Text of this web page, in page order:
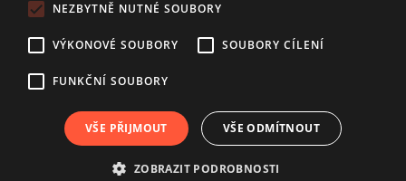
Zásady používání souborů cookies
Autoři
Nastavení cookies
Publikování nebo další šíření obsahu serveru www.investice.cz není možné bez
NEZBYTNĚ NUTNÉ SOUBORY
VÝKONOVÉ SOUBORY SOUBORY CÍLENÍ
FUNKČNÍ SOUBORY
VŠE PŘIJMOUT VŠE ODMÍTNOUT
ZOBRAZIT PODROBNOSTI